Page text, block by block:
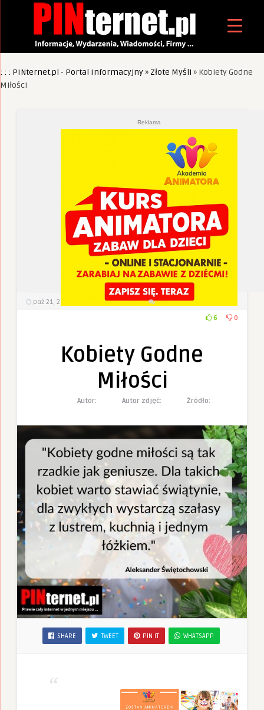
: : : PINternet.pl - Portal Informacyjny» Złote Myśli » Kobiety Godne
Miłości
Reklama
paź 21, 2022 Wyświetlenia 0 Komentarzy
6 0
Kobiety Godne
Miłości
Autor: Autor zdjęć: Żródło:
SHARE TWEET PIN IT WHATSAPP